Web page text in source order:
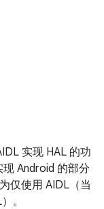
实现 HAL 的功
Android 的部分
仅使用 AIDL（当
。